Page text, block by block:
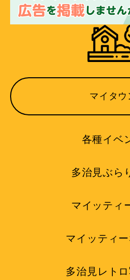
マイタウ
各種イベ
多治見ぶら
マイッティ
マイッティ
多治見レト